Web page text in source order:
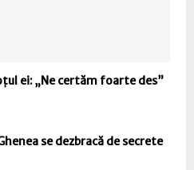
ei: „Ne certăm foarte des”
se dezbracă de secrete